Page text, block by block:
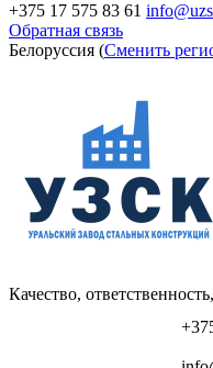
+375 17 575 83 61
Обратная связь
Белоруссия (Сменить
Качество,